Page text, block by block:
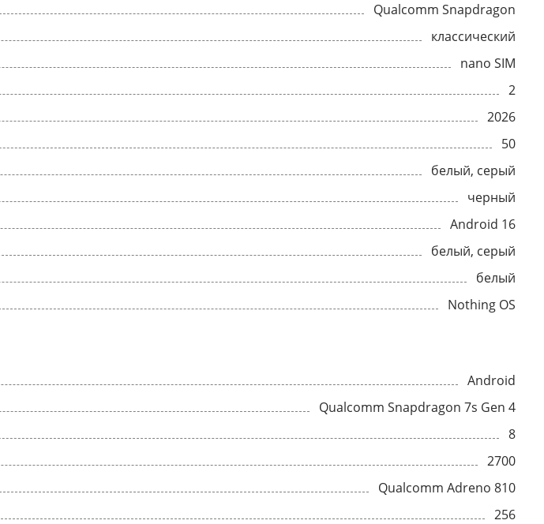
Qualcomm Snapdragon
классический
nano SIM
2
2026
50
белый, серый
черный
Android 16
белый, серый
белый
Nothing OS
Android
Qualcomm Snapdragon 7s Gen 4
8
2700
Qualcomm Adreno 810
256